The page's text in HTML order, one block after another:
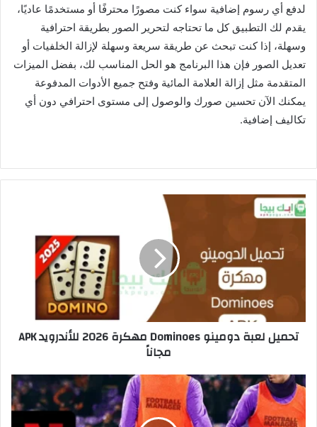
لدفع أي رسوم إضافية سواء كنت مصورًا محترفًا أو مستخدمًا عاديًا،
يقدم لك التطبيق كل ما تحتاجه لتحرير الصور بطريقة احترافية
وسهلة، إذا كنت تبحث عن طريقة سريعة وسهلة لإزالة الخلفيات أو
تعديل الصور فإن هذا البرنامج هو الحل المناسب لك، بفضل الميزات
المتقدمة مثل إزالة العلامة المائية وفتح جميع الأدوات المدفوعة
يمكنك الآن تحسين صورك والوصول إلى مستوى احترافي دون أي
تكاليف إضافية.
تحميل لعبة دومينو Dominoes مهكرة 2026 للأندرويد APK
مجاناً